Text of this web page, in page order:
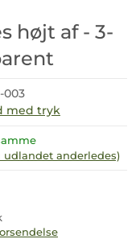
højt af - 3-
003
med tryk
udlandet anderledes)